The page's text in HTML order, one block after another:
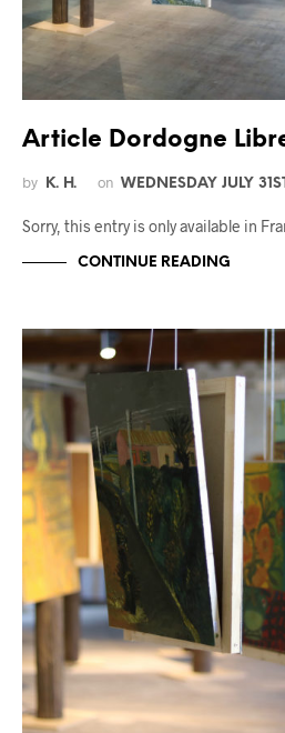
Article Dordogne
by K. H. on WEDNESDAY JULY
Sorry, this entry is only available in
CONTINUE READING